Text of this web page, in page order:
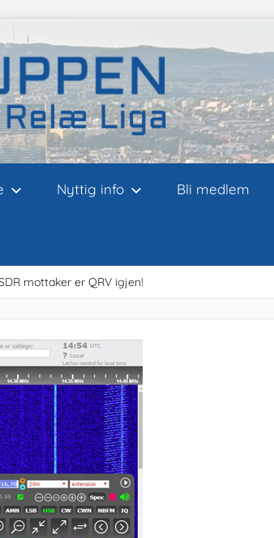
Nyttig info Bli medlem
mottaker er QRV igjen!